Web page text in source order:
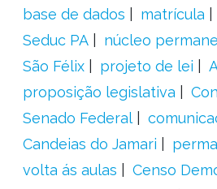
base de dados
matrícula
Seduc PA
núcleo
São Félix
projeto de lei
proposição legislativa
Senado Federal
Candeias do Jamari
volta ás aulas
Censo